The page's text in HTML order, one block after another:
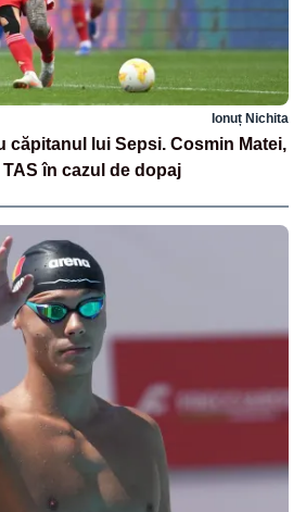
Ionuț Nichita
căpitanul lui Sepsi. Cosmin Matei,
în cazul de dopaj